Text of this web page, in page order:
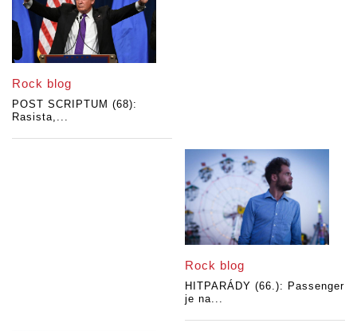
Rock blog
POST SCRIPTUM (68):
Rasista,...
Rock blog
HITPARÁDY (66.): Passenger
je na...